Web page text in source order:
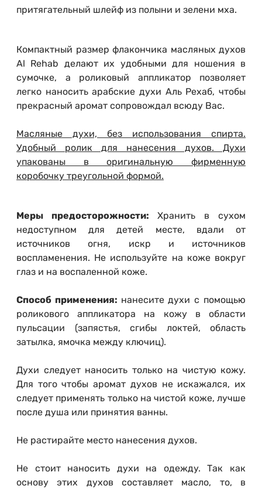
притягательный шлейф из полыни и зелени мха.
Компактный размер флакончика масляных духов
Al Rehab делают их удобными для ношения в
сумочке, а роликовый аппликатор позволяет
легко наносить арабские духи Аль Рехаб, чтобы
прекрасный аромат сопровождал всюду Вас.
Масляные духи, без использования спирта.
Удобный ролик для нанесения духов. Духи
упакованы в оригинальную фирменную
коробочку треугольной формой.
Меры предосторожности: Хранить в сухом
недоступном для детей месте, вдали от
источников огня, искр и источников
воспламенения. Не используйте на коже вокруг
глаз и на воспаленной коже.
Способ применения: нанесите духи с помощью
роликового аппликатора на кожу в области
пульсации (запястья, сгибы локтей, область
затылка, ямочка между ключиц).
Духи следует наносить только на чистую кожу.
Для того чтобы аромат духов не искажался, их
следует применять только на чистой коже, лучше
после душа или принятия ванны.
Не растирайте место нанесения духов.
Не стоит наносить духи на одежду. Так как
основу этих духов составляет масло, то, в